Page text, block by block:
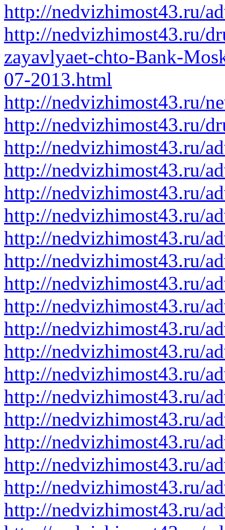
http://nedvizhimost43.ru/
http://nedvizhimost43.ru/
zayavlyaet-chto-Bank-
07-2013.html
http://nedvizhimost43.ru/
http://nedvizhimost43.ru/
http://nedvizhimost43.ru/
http://nedvizhimost43.ru/
http://nedvizhimost43.ru/
http://nedvizhimost43.ru/
http://nedvizhimost43.ru/
http://nedvizhimost43.ru/
http://nedvizhimost43.ru/
http://nedvizhimost43.ru/
http://nedvizhimost43.ru/
http://nedvizhimost43.ru/
http://nedvizhimost43.ru/
http://nedvizhimost43.ru/
http://nedvizhimost43.ru/
http://nedvizhimost43.ru/
http://nedvizhimost43.ru/
http://nedvizhimost43.ru/
http://nedvizhimost43.ru/